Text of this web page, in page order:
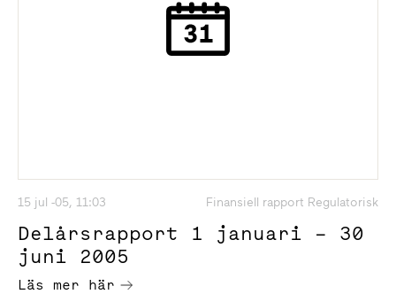
15 jul -05, 11:03 Finansiell rapport Regulatorisk
Delårsrapport 1 januari – 30
juni 2005
Läs mer här